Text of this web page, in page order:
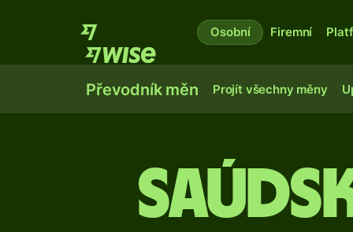
Osobní Firemní
Převodník měn Projít všechny měny